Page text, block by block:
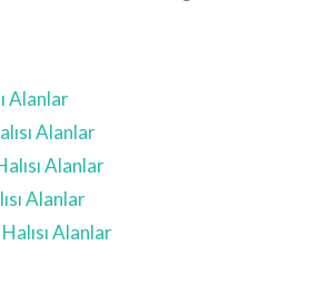
Alanlar
Alanlar
Alanlar
Alanlar
Alanlar